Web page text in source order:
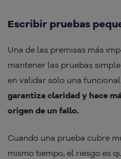
Escribir pruebas
Una de las premisas más
mantener las pruebas
en validar solo una
garantiza claridad y hace
origen de un fallo.
Cuando una prueba cubre
mismo tiempo, el riesgo es